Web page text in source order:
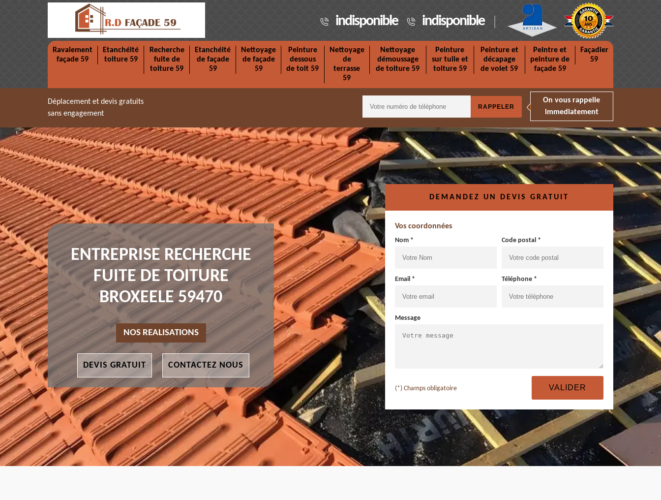
indisponible indisponible
Ravalement
façade 59
Etanchéité
toiture 59
Recherche
fuite de
toiture 59
Etanchéité
de façade
59
Nettoyage
de façade
59
Peinture
dessous
de toit 59
Nettoyage
de
terrasse
59
Nettoyage
démoussage
de toiture 59
Peinture
sur tuile et
toiture 59
Peinture et
décapage
de volet 59
Peintre et
peinture de
façade 59
Façadier
59
Déplacement et devis gratuits
sans engagement
On vous rappelle
immediatement
ENTREPRISE RECHERCHE
FUITE DE TOITURE
BROXEELE 59470
NOS REALISATIONS
DEVIS GRATUIT CONTACTEZ NOUS
DEMANDEZ UN DEVIS GRATUIT
Vos coordonnées
Nom * Code postal *
Email * Téléphone *
Message
(*) Champs obligatoire